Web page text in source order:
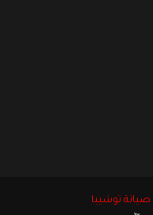
صيانة توشيبا